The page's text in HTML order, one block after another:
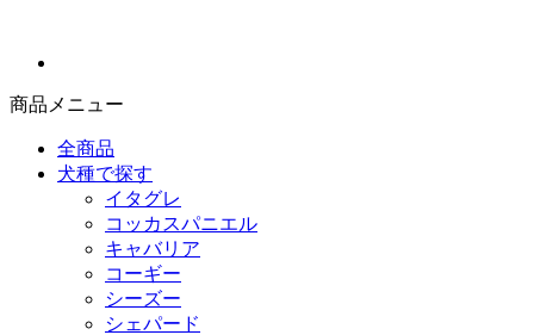
商品メニュー
全商品
犬種で探す
イタグレ
コッカスパニエル
キャバリア
コーギー
シーズー
シェパード